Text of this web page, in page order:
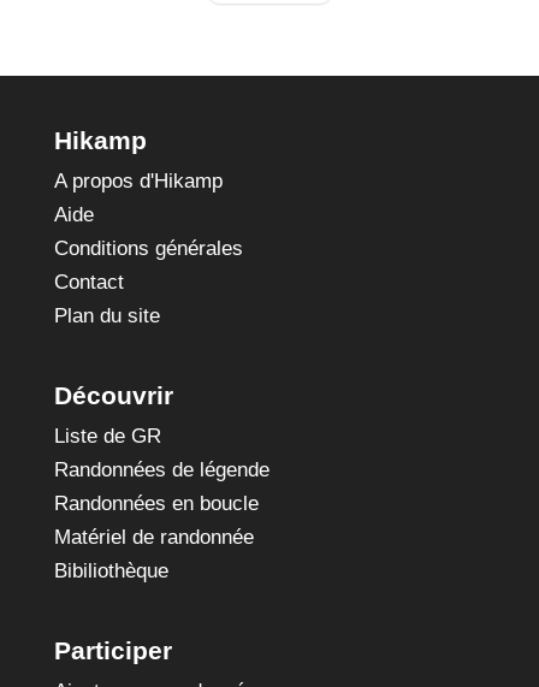
Hikamp
A propos d'Hikamp
Aide
Conditions générales
Contact
Plan du site
Découvrir
Liste de GR
Randonnées de légende
Randonnées en boucle
Matériel de randonnée
Bibiliothèque
Participer